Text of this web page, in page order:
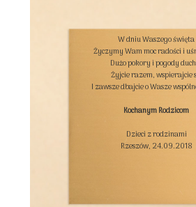
W dniu Waszego święta
Życzymy Wam moc radości i
Dużo pokory i pogody
Żyjcie razem, wspierajcie
I zawsze dbajcie o Wasze
Kochanym Rodzicom
Dzieci z rodzinami
Rzeszów, 24.09.2018